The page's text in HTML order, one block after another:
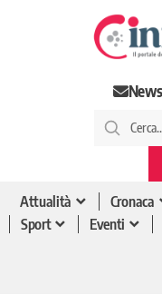
Attualità Cronaca
Sport
Eventi